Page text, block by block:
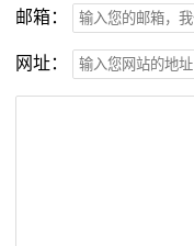
邮箱：
网址：